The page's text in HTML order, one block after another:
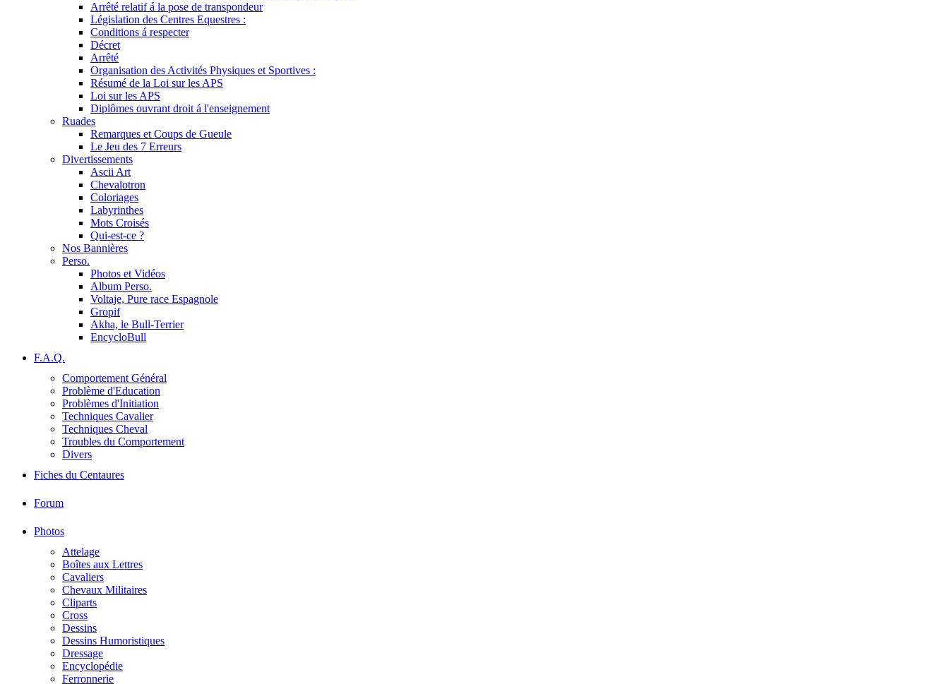
Arrêté relatif á la pose de transpondeur
Législation des Centres Equestres :
Conditions á respecter
Décret
Arrêté
Organisation des Activités Physiques et Sportives :
Résumé de la Loi sur les APS
Loi sur les APS
Diplômes ouvrant droit á l'enseignement
Ruades
Remarques et Coups de Gueule
Le Jeu des 7 Erreurs
Divertissements
Ascii Art
Chevalotron
Coloriages
Labyrinthes
Mots Croisés
Qui-est-ce ?
Nos Bannières
Perso.
Photos et Vidéos
Album Perso.
Voltaje, Pure race Espagnole
Gropif
Akha, le Bull-Terrier
EncycloBull
F.A.Q.
Comportement Général
Problème d'Education
Problèmes d'Initiation
Techniques Cavalier
Techniques Cheval
Troubles du Comportement
Divers
Fiches du Centaures
Forum
Photos
Attelage
Boîtes aux Lettres
Cavaliers
Chevaux Militaires
Cliparts
Cross
Dessins
Dessins Humoristiques
Dressage
Encyclopédie
Ferronnerie